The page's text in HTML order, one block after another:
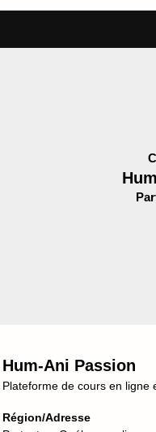
Hum-Ani Passion
Plateforme de cours en ligne
Région/Adresse